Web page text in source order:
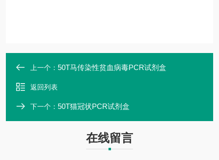
上一个： 50T马传染性贫血病毒PCR试剂盒
返回列表
下一个： 50T猫冠状PCR试剂盒
在线留言